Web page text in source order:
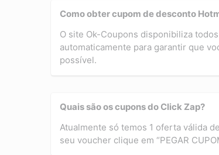
Como obter cupom de desconto
O site Ok-Coupons disponibiliza
automaticamente para garantir que
possível.
Quais são os cupons do Click Zap?
Atualmente só temos 1 oferta válida
seu voucher clique em “PEGAR